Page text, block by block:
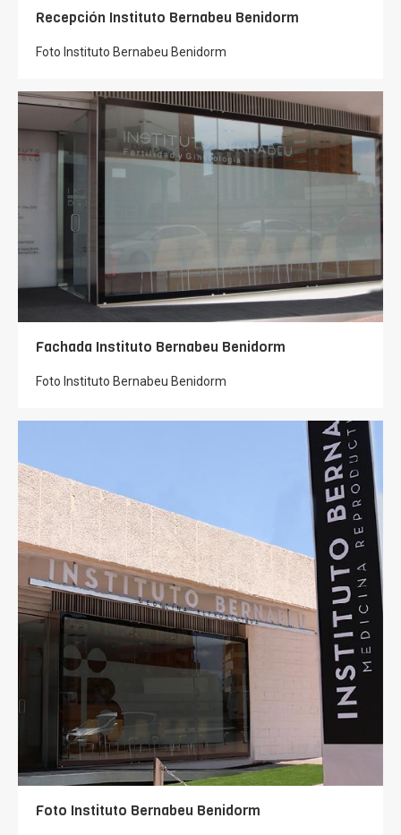
Recepción Instituto Bernabeu Benidorm
Foto Instituto Bernabeu Benidorm
Fachada Instituto Bernabeu Benidorm
Foto Instituto Bernabeu Benidorm
Foto Instituto Bernabeu Benidorm